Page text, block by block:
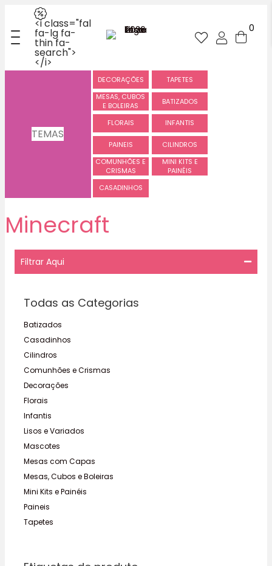
<i class="fal
fa-lg fa-
thin fa-
search">
</i>
0
TEMAS
DECORAÇÕES
TAPETES
MESAS, CUBOS
E BOLEIRAS
BATIZADOS
FLORAIS INFANTIS
PAINEIS
CILINDROS
COMUNHÕES E
CRISMAS
MINI KITS E
PAINÉIS
CASADINHOS
Minecraft
Filtrar Aqui
Todas as Categorias
Batizados
Casadinhos
Cilindros
Comunhões e Crismas
Decorações
Florais
Infantis
Lisos e Variados
Mascotes
Mesas com Capas
Mesas, Cubos e Boleiras
Mini Kits e Painéis
Paineis
Tapetes